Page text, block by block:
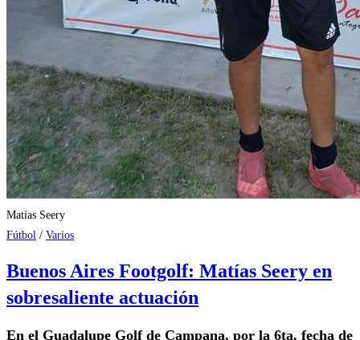
Matías Seery
Fútbol / Varios
Buenos Aires Footgolf: Matías Seery en
sobresaliente actuación
En el Guadalupe Golf de Campana, por la 6ta. fecha de